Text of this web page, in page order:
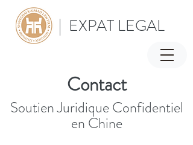
| EXPAT LEGAL
Contact
Soutien Juridique Confidentiel
en Chine